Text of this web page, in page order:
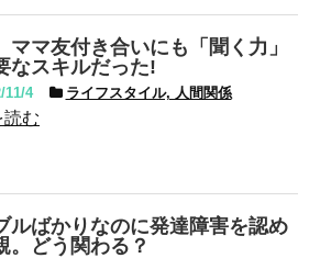
ママ友付き合いにも「聞く力」
なスキルだった!
11/4 ライフスタイル, 人間関係
読む
ルばかりなのに発達障害を認め
。どう関わる？